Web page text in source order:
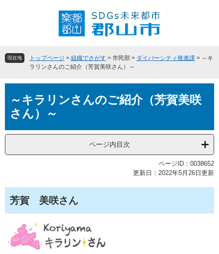
頭
飛現在地 トップページ > 組織でさがす > 市民部 > ダイバーシティ推進課 > ～キ
ラリンさんのご紹介（芳賀美咲さん）～
～キラリンさんのご紹介（芳賀美咲
さん）～
ページ内目次
ページID：0038652
更新日：2022年5月26日更新
芳賀 美咲さん